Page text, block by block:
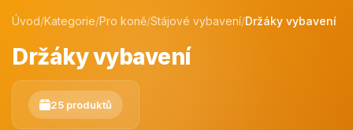
Úvod/Kategorie/Pro koně/Stájové vybavení/Držáky vybavení
Držáky vybavení
25 produktů